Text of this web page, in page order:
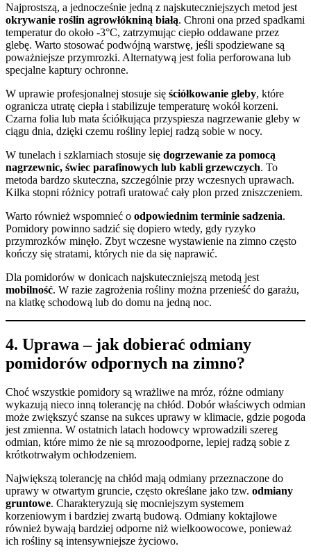
Najprostszą, a jednocześnie jedną z najskuteczniejszych metod jest
okrywanie roślin agrowłókniną białą. Chroni ona przed spadkami
temperatur do około -3°C, zatrzymując ciepło oddawane przez
glebę. Warto stosować podwójną warstwę, jeśli spodziewane są
poważniejsze przymrozki. Alternatywą jest folia perforowana lub
specjalne kaptury ochronne.
W uprawie profesjonalnej stosuje się ściółkowanie gleby, które
ogranicza utratę ciepła i stabilizuje temperaturę wokół korzeni.
Czarna folia lub mata ściółkująca przyspiesza nagrzewanie gleby w
ciągu dnia, dzięki czemu rośliny lepiej radzą sobie w nocy.
W tunelach i szklarniach stosuje się dogrzewanie za pomocą
nagrzewnic, świec parafinowych lub kabli grzewczych. To
metoda bardzo skuteczna, szczególnie przy wczesnych uprawach.
Kilka stopni różnicy potrafi uratować cały plon przed zniszczeniem.
Warto również wspomnieć o odpowiednim terminie sadzenia.
Pomidory powinno sadzić się dopiero wtedy, gdy ryzyko
przymrozków minęło. Zbyt wczesne wystawienie na zimno często
kończy się stratami, których nie da się naprawić.
Dla pomidorów w donicach najskuteczniejszą metodą jest
mobilność. W razie zagrożenia rośliny można przenieść do garażu,
na klatkę schodową lub do domu na jedną noc.
4. Uprawa – jak dobierać odmiany
pomidorów odpornych na zimno?
Choć wszystkie pomidory są wrażliwe na mróz, różne odmiany
wykazują nieco inną tolerancję na chłód. Dobór właściwych odmian
może zwiększyć szanse na sukces uprawy w klimacie, gdzie pogoda
jest zmienna. W ostatnich latach hodowcy wprowadzili szereg
odmian, które mimo że nie są mrozoodporne, lepiej radzą sobie z
krótkotrwałym ochłodzeniem.
Największą tolerancję na chłód mają odmiany przeznaczone do
uprawy w otwartym gruncie, często określane jako tzw. odmiany
gruntowe. Charakteryzują się mocniejszym systemem
korzeniowym i bardziej zwartą budową. Odmiany koktajlowe
również bywają bardziej odporne niż wielkoowocowe, ponieważ
ich rośliny są intensywniejsze życiowo.